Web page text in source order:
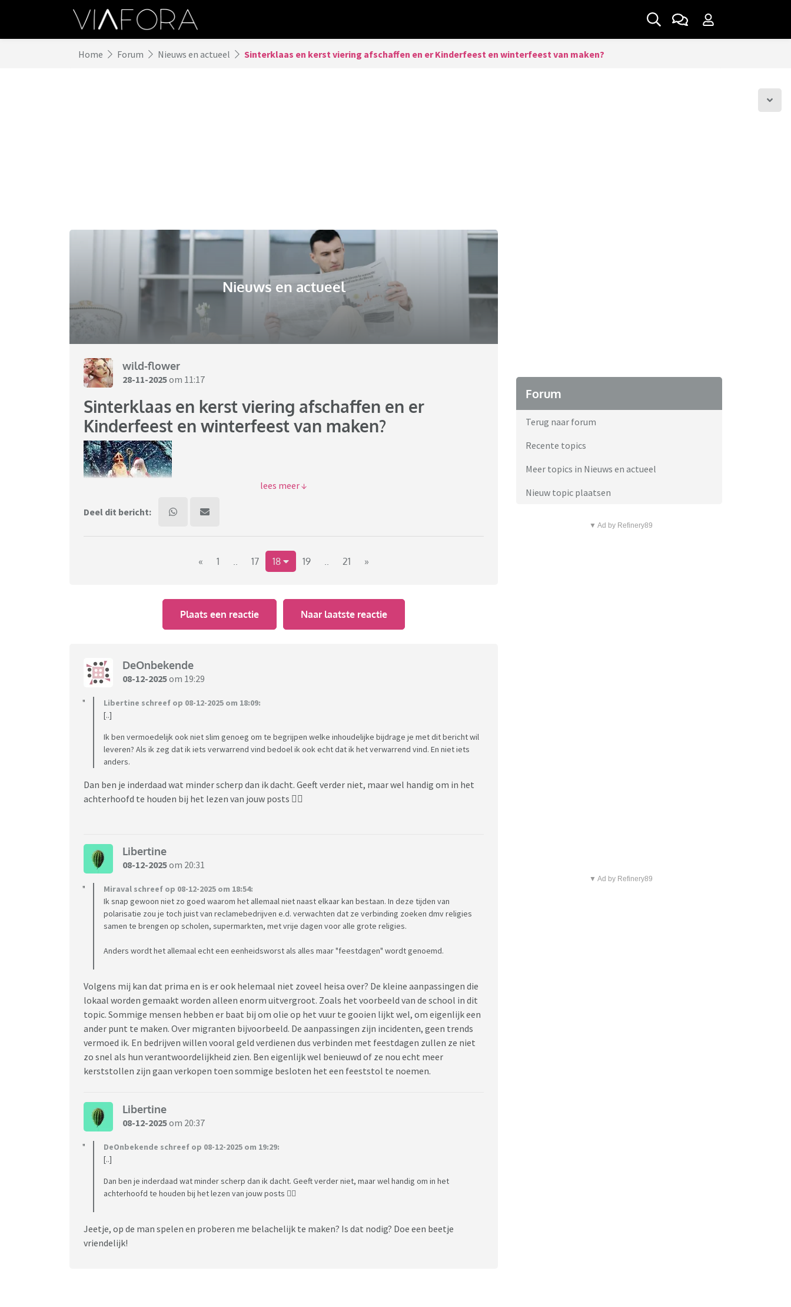
Home Forum Nieuws en actueel Sinterklaas en kerst viering afschaffen en er Kinderfeest en winterfeest van maken?
Nieuws en actueel
wild-flower
28-11-2025om 11:17
Sinterklaas en kerst viering afschaffen en er
Kinderfeest en winterfeest van maken?
Op een Utrechtse basisschool wordt op 5 december geen Sinterklaas meer gevierd, maar
"Het gaat er niet om of we tradities loslaten. Het gaat om het zoeken
naar een manier om met elkaar een feest te vieren waar iedereen achter
"Wij hebben geen signalen dat op andere scholen deze discussie ook zo speelt.
We zien wel veel discussie over andere feestdagen, zoals het kerstfeest.
Sommige scholen kiezen bijvoorbeeldvoor een winterfeest."
Wat vinden jullie hiervan?
Een goed idee of
juist niet.
https://www.rtl.nl/nieuws/binnenland/artikel/5541094/deze-school-viert-geen-sinterklaas-
Deel dit bericht:
« 1 .. 17 18 19 .. 21 »
Plaats een reactie Naar laatste reactie
DeOnbekende
08-12-2025om 19:29
Libertine schreef op 08-12-2025 om 18:09:
[..]
Ik ben vermoedelijk ook niet slim genoeg om te begrijpen welke inhoudelijke bijdrage je met dit bericht wil
leveren? Als ik zeg dat ik iets verwarrend vind bedoel ik ook echt dat ik het verwarrend vind. En niet iets
anders.
Dan ben je inderdaad wat minder scherp dan ik dacht. Geeft verder niet, maar wel handig om in het
achterhoofd te houden bij het lezen van jouw posts 👍🏼
Libertine
08-12-2025om 20:31
Miraval schreef op 08-12-2025 om 18:54:
Ik snap gewoon niet zo goed waarom het allemaal niet naast elkaar kan bestaan. In deze tijden van
polarisatie zou je toch juist van reclamebedrijven e.d. verwachten dat ze verbinding zoeken dmv religies
samen te brengen op scholen, supermarkten, met vrije dagen voor alle grote religies.
Anders wordt het allemaal echt een eenheidsworst als alles maar "feestdagen" wordt genoemd.
Volgens mij kan dat prima en is er ook helemaal niet zoveel heisa over? De kleine aanpassingen die
lokaal worden gemaakt worden alleen enorm uitvergroot. Zoals het voorbeeld van de school in dit
topic. Sommige mensen hebben er baat bij om olie op het vuur te gooien lijkt wel, om eigenlijk een
ander punt te maken. Over migranten bijvoorbeeld. De aanpassingen zijn incidenten, geen trends
vermoed ik. En bedrijven willen vooral geld verdienen dus verbinden met feestdagen zullen ze niet
zo snel als hun verantwoordelijkheid zien. Ben eigenlijk wel benieuwd of ze nou echt meer
kerststollen zijn gaan verkopen toen sommige besloten het een feeststol te noemen.
Libertine
08-12-2025om 20:37
DeOnbekende schreef op 08-12-2025 om 19:29:
[..]
Dan ben je inderdaad wat minder scherp dan ik dacht. Geeft verder niet, maar wel handig om in het
achterhoofd te houden bij het lezen van jouw posts 👍🏼
Jeetje, op de man spelen en proberen me belachelijk te maken? Is dat nodig? Doe een beetje
vriendelijk!
Forum
Terug naar forum
Recente topics
Meer topics in Nieuws en actueel
Nieuw topic plaatsen
▼ Ad by Refinery89
▼ Ad by Refinery89